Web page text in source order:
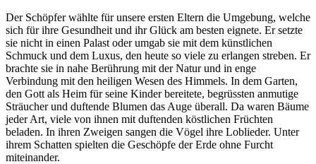
Der Schöpfer wählte für unsere ersten Eltern die Umgebung, welche
sich für ihre Gesundheit und ihr Glück am besten eignete. Er setzte
sie nicht in einen Palast oder umgab sie mit dem künstlichen
Schmuck und dem Luxus, den heute so viele zu erlangen streben. Er
brachte sie in nahe Berührung mit der Natur und in enge
Verbindung mit den heiligen Wesen des Himmels. In dem Garten,
den Gott als Heim für seine Kinder bereitete, begrüssten anmutige
Sträucher und duftende Blumen das Auge überall. Da waren Bäume
jeder Art, viele von ihnen mit duftenden köstlichen Früchten
beladen. In ihren Zweigen sangen die Vögel ihre Loblieder. Unter
ihrem Schatten spielten die Geschöpfe der Erde ohne Furcht
miteinander.